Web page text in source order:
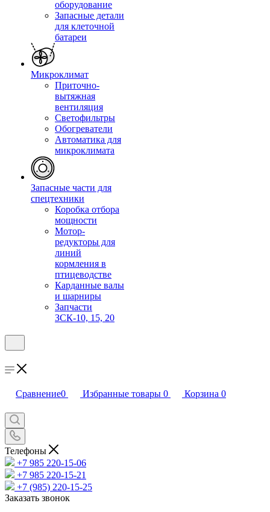
оборудование
Запасные детали
для клеточной
батареи
Микроклимат
Приточно-
вытяжная
вентиляция
Светофильтры
Обогреватели
Автоматика для
микроклимата
Запасные части для
спецтехники
Коробка отбора
мощности
Мотор-
редукторы для
линий
кормления в
птицеводстве
Карданные валы
и шарниры
Запчасти
ЗСК-10, 15, 20
Сравнение0 Избранные товары 0 Корзина 0
Телефоны
+7 985 220-15-06
+7 985 220-15-21
+7 (985) 220-15-25
Заказать звонок